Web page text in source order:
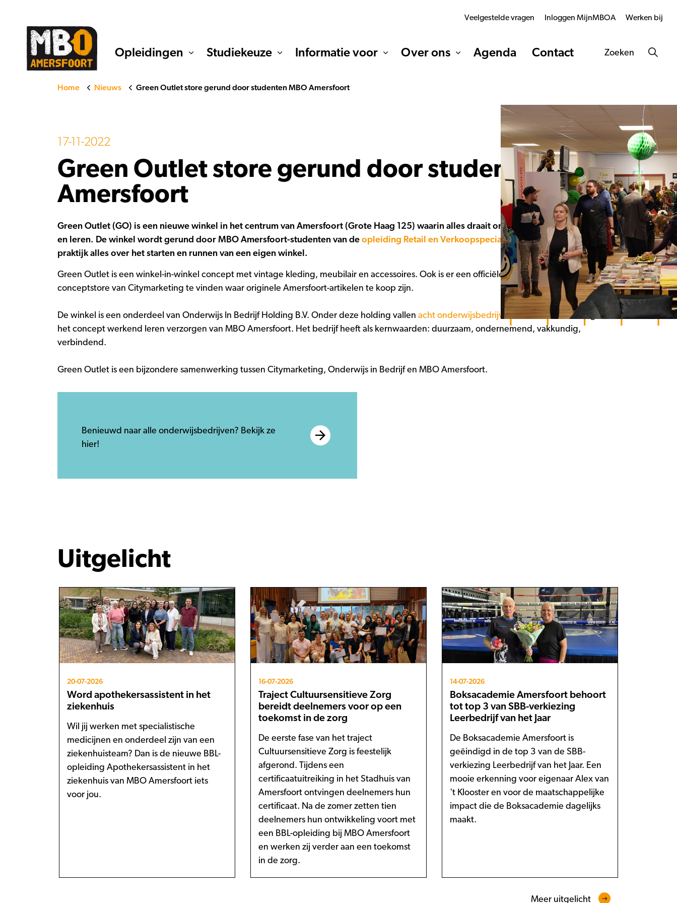
Opleidingen Studiekeuze Informatie voor Over ons Agenda Contact
Veelgestelde vragen Inloggen MijnMBOA Werken bij
Zoeken
Home Nieuws Green Outlet store gerund door studenten MBO Amersfoort
17-11-2022
Green Outlet store gerund door studenten MBO
Amersfoort
Green Outlet (GO) is een nieuwe winkel in het centrum van Amersfoort (Grote Haag 125) waarin alles draait om hergebruik, duurzaamheid
en leren. De winkel wordt gerund door MBO Amersfoort-studenten van de opleiding Retail en Verkoopspecialist. De studenten leren in de
praktijk alles over het starten en runnen van een eigen winkel.
Green Outlet is een winkel-in-winkel concept met vintage kleding, meubilair en accessoires. Ook is er een officiële ‘Tijd voor Amersfoort’-
conceptstore van Citymarketing te vinden waar originele Amersfoort-artikelen te koop zijn.
De winkel is een onderdeel van Onderwijs In Bedrijf Holding B.V. Onder deze holding vallen acht onderwijsbedrijven die allen in hun vakgebied
het concept werkend leren verzorgen van MBO Amersfoort. Het bedrijf heeft als kernwaarden: duurzaam, ondernemend, vakkundig,
verbindend.
Green Outlet is een bijzondere samenwerking tussen Citymarketing, Onderwijs in Bedrijf en MBO Amersfoort.
Benieuwd naar alle onderwijsbedrijven? Bekijk ze
hier!
Uitgelicht
20-07-2026
Word apothekersassistent in het
ziekenhuis
Wil jij werken met specialistische
medicijnen en onderdeel zijn van een
ziekenhuisteam? Dan is de nieuwe BBL-
opleiding Apothekersassistent in het
ziekenhuis van MBO Amersfoort iets
voor jou.
16-07-2026
Traject Cultuursensitieve Zorg
bereidt deelnemers voor op een
toekomst in de zorg
De eerste fase van het traject
Cultuursensitieve Zorg is feestelijk
afgerond. Tijdens een
certificaatuitreiking in het Stadhuis van
Amersfoort ontvingen deelnemers hun
certificaat. Na de zomer zetten tien
deelnemers hun ontwikkeling voort met
een BBL-opleiding bij MBO Amersfoort
en werken zij verder aan een toekomst
in de zorg.
14-07-2026
Boksacademie Amersfoort behoort
tot top 3 van SBB-verkiezing
Leerbedrijf van het Jaar
De Boksacademie Amersfoort is
geëindigd in de top 3 van de SBB-
verkiezing Leerbedrijf van het Jaar. Een
mooie erkenning voor eigenaar Alex van
't Klooster en voor de maatschappelijke
impact die de Boksacademie dagelijks
maakt.
Meer uitgelicht